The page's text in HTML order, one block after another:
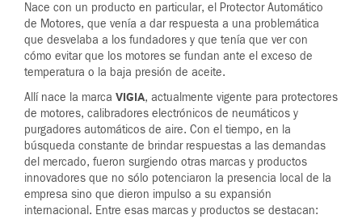
Nace con un producto en particular, el Protector Automático
de Motores, que venía a dar respuesta a una problemática
que desvelaba a los fundadores y que tenía que ver con
cómo evitar que los motores se fundan ante el exceso de
temperatura o la baja presión de aceite.
Allí nace la marca VIGIA, actualmente vigente para protectores
de motores, calibradores electrónicos de neumáticos y
purgadores automáticos de aire. Con el tiempo, en la
búsqueda constante de brindar respuestas a las demandas
del mercado, fueron surgiendo otras marcas y productos
innovadores que no sólo potenciaron la presencia local de la
empresa sino que dieron impulso a su expansión
internacional. Entre esas marcas y productos se destacan: